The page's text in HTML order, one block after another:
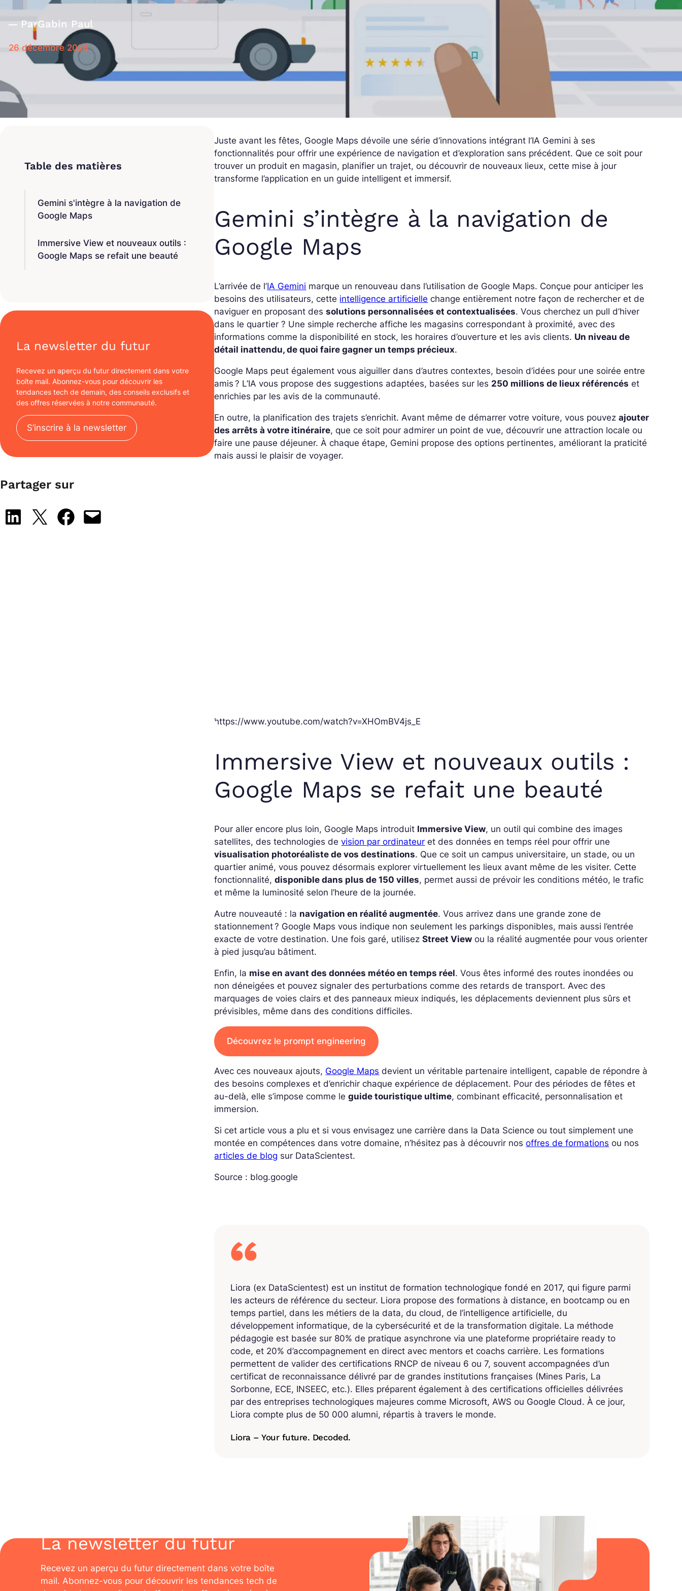
ParGabin Paul
26 décembre 2024
Gemini s'intègre à la navigation de
Google Maps
Immersive View et nouveaux outils :
Google Maps se refait une beauté
La newsletter du futur
Recevez un aperçu du futur directement dans votre
boîte mail. Abonnez-vous pour découvrir les
tendances tech de demain, des conseils exclusifs et
des offres réservées à notre communauté.
S’inscrire à la newsletter
Partager sur
Share on LinkedIn
Share on X Share on Facebook
Email this Page
Juste avant les fêtes, Google Maps dévoile une série d’innovations intégrant l’IA Gemini à ses
fonctionnalités pour offrir une expérience de navigation et d’exploration sans précédent. Que ce soit pour
trouver un produit en magasin, planifier un trajet, ou découvrir de nouveaux lieux, cette mise à jour
transforme l’application en un guide intelligent et immersif.
Gemini s’intègre à la navigation de
Google Maps
L’arrivée de l’IA Gemini marque un renouveau dans l’utilisation de Google Maps. Conçue pour anticiper les
besoins des utilisateurs, cette intelligence artificielle change entièrement notre façon de rechercher et de
naviguer en proposant dessolutions personnalisées et contextualisées. Vous cherchez un pull d’hiver
dans le quartier ? Une simple recherche affiche les magasins correspondant à proximité, avec des
informations comme la disponibilité en stock, les horaires d’ouverture et les avis clients. Un niveau de
détail inattendu, de quoi faire gagner un temps précieux.
Google Maps peut également vous aiguiller dans d’autres contextes, besoin d’idées pour une soirée entre
amis ? L’IA vous propose des suggestions adaptées, basées sur les 250 millions de lieux référencés et
enrichies par les avis de la communauté.
En outre, la planification des trajets s’enrichit. Avant même de démarrer votre voiture, vous pouvezajouter
des arrêts à votre itinéraire, que ce soit pour admirer un point de vue, découvrir une attraction locale ou
faire une pause déjeuner. À chaque étape, Gemini propose des options pertinentes, améliorant la praticité
mais aussi le plaisir de voyager.
https://www.youtube.com/watch?v=XHOmBV4js_E
Immersive View et nouveaux outils :
Google Maps se refait une beauté
Pour aller encore plus loin, Google Maps introduit Immersive View, un outil qui combine des images
satellites, des technologies devision par ordinateur et des données en temps réel pour offrir une
visualisation photoréaliste de vos destinations. Que ce soit un campus universitaire, un stade, ou un
quartier animé, vous pouvez désormais explorer virtuellement les lieux avant même de les visiter. Cette
fonctionnalité,disponible dans plus de 150 villes, permet aussi de prévoir les conditions météo, le trafic
et même la luminosité selon l’heure de la journée.
Autre nouveauté : la navigation en réalité augmentée. Vous arrivez dans une grande zone de
stationnement ? Google Maps vous indique non seulement les parkings disponibles, mais aussi l’entrée
exacte de votre destination. Une fois garé, utilisezStreet View ou la réalité augmentée pour vous orienter
à pied jusqu’au bâtiment.
Enfin, la mise en avant des données météo en temps réel. Vous êtes informé des routes inondées ou
non déneigées et pouvez signaler des perturbations comme des retards de transport. Avec des
marquages de voies clairs et des panneaux mieux indiqués, les déplacements deviennent plus sûrs et
prévisibles, même dans des conditions difficiles.
Découvrez le prompt engineering
Avec ces nouveaux ajouts, Google Maps devient un véritable partenaire intelligent, capable de répondre à
des besoins complexes et d’enrichir chaque expérience de déplacement. Pour des périodes de fêtes et
au-delà, elle s’impose comme leguide touristique ultime, combinant efficacité, personnalisation et
immersion.
Si cet article vous a plu et si vous envisagez une carrière dans la Data Science ou tout simplement une
montée en compétences dans votre domaine, n’hésitez pas à découvrir nosoffres de formations ou nos
articles de blog sur DataScientest.
Source : blog.google
Liora (ex DataScientest) est un institut de formation technologique fondé en 2017, qui figure parmi
les acteurs de référence du secteur. Liora propose des formations à distance, en bootcamp ou en
temps partiel, dans les métiers de la data, du cloud, de l’intelligence artificielle, du
développement informatique, de la cybersécurité et de la transformation digitale. La méthode
pédagogie est basée sur 80% de pratique asynchrone via une plateforme propriétaire ready to
code, et 20% d’accompagnement en direct avec mentors et coachs carrière. Les formations
permettent de valider des certifications RNCP de niveau 6 ou 7, souvent accompagnées d’un
certificat de reconnaissance délivré par de grandes institutions françaises (Mines Paris, La
Sorbonne, ECE, INSEEC, etc.). Elles préparent également à des certifications officielles délivrées
par des entreprises technologiques majeures comme Microsoft, AWS ou Google Cloud. À ce jour,
Liora compte plus de 50 000 alumni, répartis à travers le monde.
Liora – Your future. Decoded.
La newsletter du futur
Recevez un aperçu du futur directement dans votre boîte
mail. Abonnez-vous pour découvrir les tendances tech de